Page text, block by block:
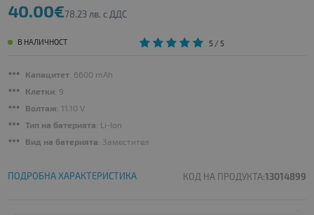
40.00€78.23 лв. с ДДС
В НАЛИЧНОСТ 5/ 5
Капацитет: 6600 mAh
Клетки: 9
Волтаж: 11.10 V
Тип на батерията: Li-Ion
Вид на батерията: Заместител
ПОДРОБНА ХАРАКТЕРИСТИКА КОД НА ПРОДУКТА:13014899